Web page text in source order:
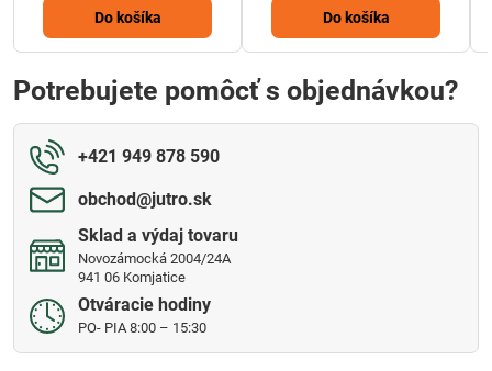
Do košíka Do košíka
Potrebujete pomôcť s objednávkou?
+421 949 878 590
obchod​@jutro​.sk
Sklad a výdaj tovaru
Novozámocká 2004/24A
941 06 Komjatice
Otváracie hodiny
PO- PIA 8:00 – 15:30